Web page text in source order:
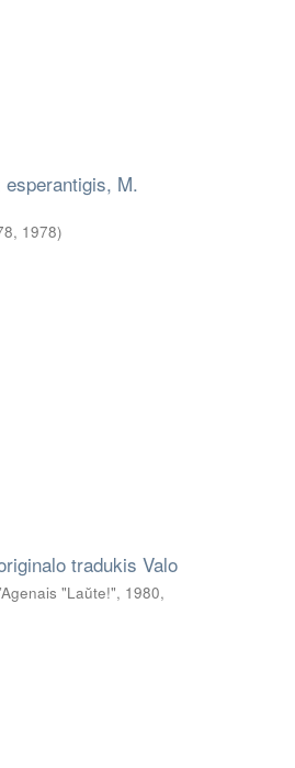
M.
, 1978)
tradukis Valo
"Laŭte!", 1980,